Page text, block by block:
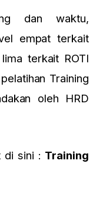
dan waktu,
empat terkait
terkait ROTI
Training
oleh HRD
di sini : Training